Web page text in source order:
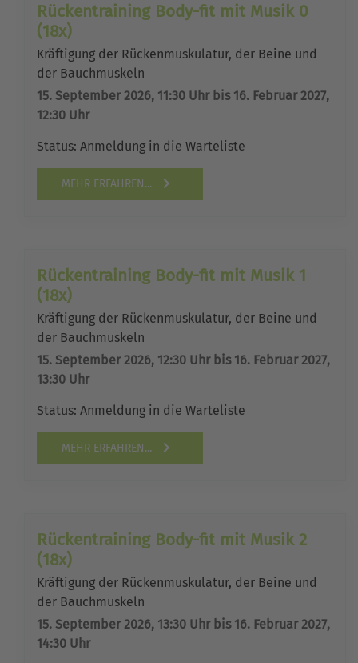
Rückentraining Body-fit mit Musik 0
(18x)
Kräftigung der Rückenmuskulatur, der Beine und
der Bauchmuskeln
15. September 2026, 11:30 Uhr bis 16. Februar 2027,
12:30 Uhr
Status: Anmeldung in die Warteliste
MEHR ERFAHREN...
Rückentraining Body-fit mit Musik 1
(18x)
Kräftigung der Rückenmuskulatur, der Beine und
der Bauchmuskeln
15. September 2026, 12:30 Uhr bis 16. Februar 2027,
13:30 Uhr
Status: Anmeldung in die Warteliste
MEHR ERFAHREN...
Rückentraining Body-fit mit Musik 2
(18x)
Kräftigung der Rückenmuskulatur, der Beine und
der Bauchmuskeln
15. September 2026, 13:30 Uhr bis 16. Februar 2027,
14:30 Uhr